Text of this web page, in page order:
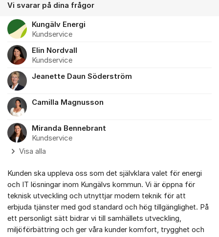
Vi svarar på dina frågor
Kungälv Energi
Kundservice
Elin Nordvall
Kundservice
Jeanette Daun Söderström
Camilla Magnusson
Miranda Bennebrant
Kundservice
Visa alla
Kunden ska uppleva oss som det självklara valet för energi
och IT lösningar inom Kungälvs kommun. Vi är öppna för
teknisk utveckling och utnyttjar modern teknik för att
erbjuda tjänster med god standard och hög tillgänglighet. På
ett personligt sätt bidrar vi till samhällets utveckling,
miljöförbättring och ger våra kunder komfort, trygghet och